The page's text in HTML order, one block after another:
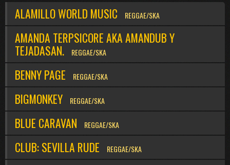
ALAMILLO WORLD MUSIC REGGAE/SKA
AMANDA TERPSICORE AKA AMANDUB Y
TEJADASAN. REGGAE/SKA
BENNY PAGE REGGAE/SKA
BIGMONKEY REGGAE/SKA
BLUE CARAVAN REGGAE/SKA
CLUB: SEVILLA RUDE REGGAE/SKA